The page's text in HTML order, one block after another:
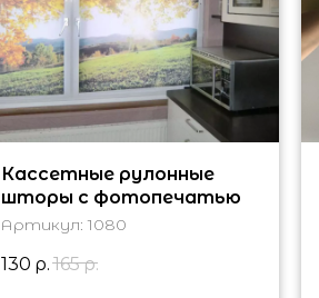
Кассетные рулонные
шторы с фотопечатью
Артикул: 1080
130 р. 165 р.